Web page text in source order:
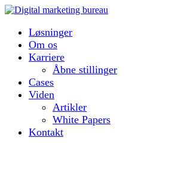
Løsninger
Om os
Karriere
Åbne stillinger
Cases
Viden
Artikler
White Papers
Kontakt